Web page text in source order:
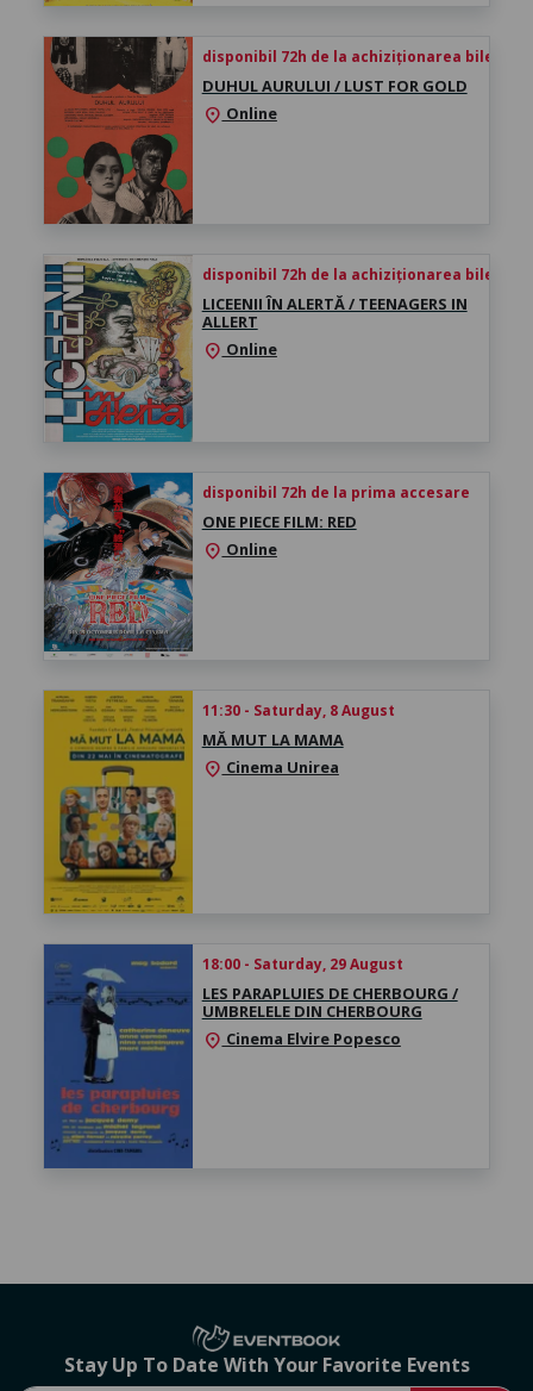
disponibil 72h de la achiziționarea biletului
DUHUL AURULUI / LUST FOR GOLD
location_on Online
disponibil 72h de la achiziționarea biletului
LICEENII ÎN ALERTĂ / TEENAGERS IN
ALLERT
location_on Online
disponibil 72h de la prima accesare
ONE PIECE FILM: RED
location_on Online
11:30 - Saturday, 8 August
MĂ MUT LA MAMA
location_on Cinema Unirea
18:00 - Saturday, 29 August
LES PARAPLUIES DE CHERBOURG /
UMBRELELE DIN CHERBOURG
location_on Cinema Elvire Popesco
Stay Up To Date With Your Favorite Events